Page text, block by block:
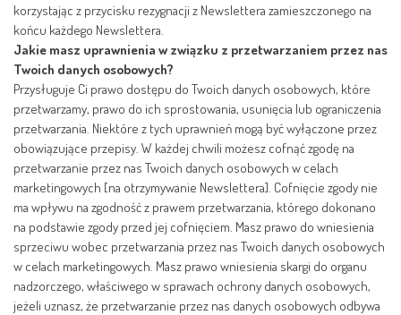
korzystając z przycisku rezygnacji z Newslettera zamieszczonego na
końcu każdego Newslettera.
Jakie masz uprawnienia w związku z przetwarzaniem przez nas
Twoich danych osobowych?
Przysługuje Ci prawo dostępu do Twoich danych osobowych, które
przetwarzamy, prawo do ich sprostowania, usunięcia lub ograniczenia
przetwarzania. Niektóre z tych uprawnień mogą być wyłączone przez
obowiązujące przepisy. W każdej chwili możesz cofnąć zgodę na
przetwarzanie przez nas Twoich danych osobowych w celach
marketingowych [na otrzymywanie Newslettera]. Cofnięcie zgody nie
ma wpływu na zgodność z prawem przetwarzania, którego dokonano
na podstawie zgody przed jej cofnięciem. Masz prawo do wniesienia
sprzeciwu wobec przetwarzania przez nas Twoich danych osobowych
w celach marketingowych. Masz prawo wniesienia skargi do organu
nadzorczego, właściwego w sprawach ochrony danych osobowych,
jeżeli uznasz, że przetwarzanie przez nas danych osobowych odbywa